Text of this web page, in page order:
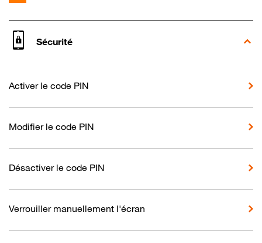
Sécurité
Activer le code PIN
Modifier le code PIN
Désactiver le code PIN
Verrouiller manuellement l'écran